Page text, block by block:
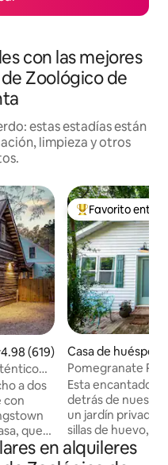
con las mejores
Zoológico de
estas estadías están
limpieza y otros
promedio: 4.98 de
4.98 (619)
a dos
con
que
y
Favorito entre
Favorito entre
Casa de
ta
Pomegranate Place Cabaña
corazón de
Esta encantadora
detrás de nuestra
un jardín privado
sillas de huevo,
espacio para
cerca del
en alquileres